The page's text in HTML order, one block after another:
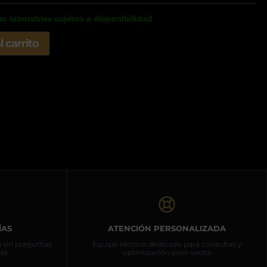
laborables sujetos a disponibilidad
carrito
sin preguntas
ATENCIÓN PERSONALIZADA
Equipo técnico dedicado para consultas y
optimización post-venta